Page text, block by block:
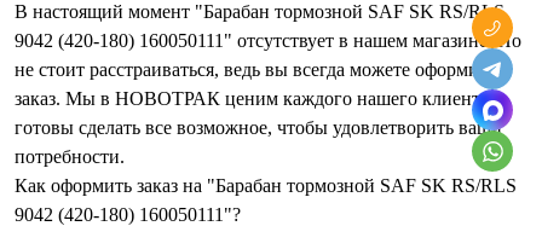
В настоящий момент "Барабан тормозной SAF SK RS/RLS
9042 (420-180) 160050111" отсутствует в нашем магазине. Но
не стоит расстраиваться, ведь вы всегда можете оформить
заказ. Мы в НОВОТРАК ценим каждого нашего клиента и
готовы сделать все возможное, чтобы удовлетворить ваши
потребности.
Как оформить заказ на "Барабан тормозной SAF SK RS/RLS
9042 (420-180) 160050111"?